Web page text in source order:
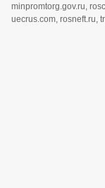
minpromtorg.gov.ru,
uecrus.com, rosneft.ru,